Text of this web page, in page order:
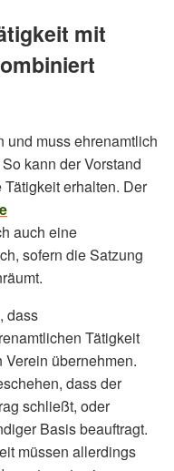
mit
und muss ehrenamtlich
kann der Vorstand
erhalten. Der
auch eine
sofern die Satzung
dass
Tätigkeit
übernehmen.
dass der
schließt, oder
Basis beauftragt.
müssen allerdings